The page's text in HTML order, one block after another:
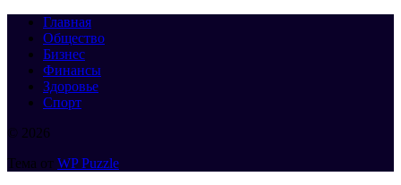
Главная
Общество
Бизнес
Финансы
Здоровье
Спорт
© 2026
Тема от WP Puzzle